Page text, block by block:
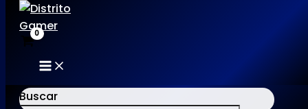
al
contenido
MAIN
MENU
Buscar